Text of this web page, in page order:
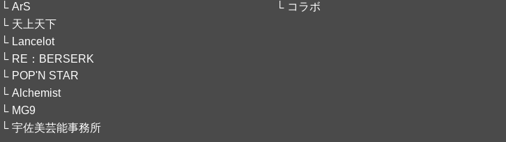
ArS
天上天下
Lancelot
RE：BERSERK
POP'N STAR
Alchemist
MG9
宇佐美芸能事務所
コラボ